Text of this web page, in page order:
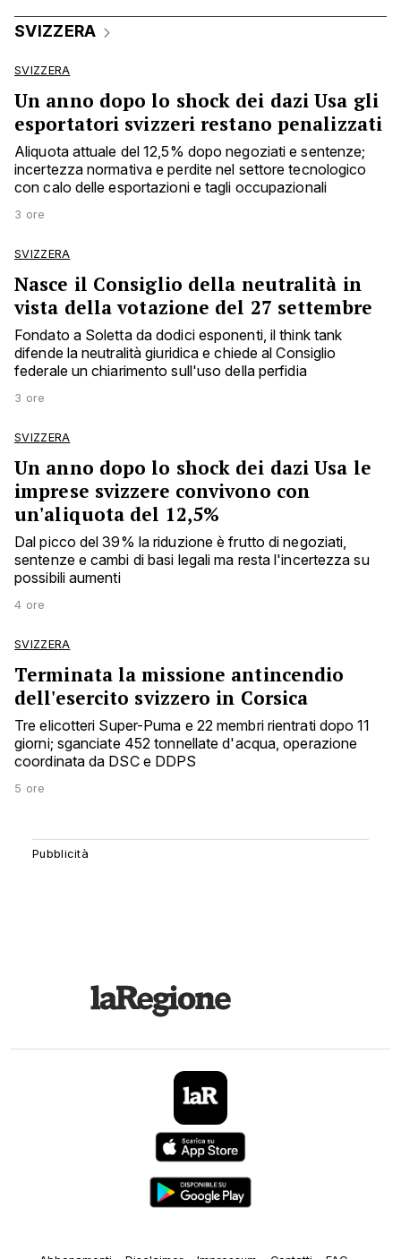
SVIZZERA
SVIZZERA
Un anno dopo lo shock dei dazi Usa gli
esportatori svizzeri restano penalizzati
Aliquota attuale del 12,5% dopo negoziati e sentenze;
incertezza normativa e perdite nel settore tecnologico
con calo delle esportazioni e tagli occupazionali
3 ore
SVIZZERA
Nasce il Consiglio della neutralità in
vista della votazione del 27 settembre
Fondato a Soletta da dodici esponenti, il think tank
difende la neutralità giuridica e chiede al Consiglio
federale un chiarimento sull'uso della perfidia
3 ore
SVIZZERA
Un anno dopo lo shock dei dazi Usa le
imprese svizzere convivono con
un'aliquota del 12,5%
Dal picco del 39% la riduzione è frutto di negoziati,
sentenze e cambi di basi legali ma resta l'incertezza su
possibili aumenti
4 ore
SVIZZERA
Terminata la missione antincendio
dell'esercito svizzero in Corsica
Tre elicotteri Super-Puma e 22 membri rientrati dopo 11
giorni; sganciate 452 tonnellate d'acqua, operazione
coordinata da DSC e DDPS
5 ore